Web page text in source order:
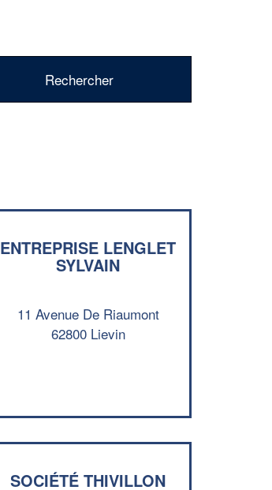
ENTREPRISE LENGLET
SYLVAIN
11 Avenue De Riaumont
62800 Lievin
SOCIÉTÉ THIVILLON
✕
Vous êtes un
Augmentez votre